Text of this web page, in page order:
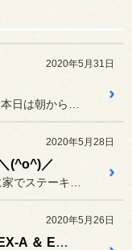
2020年5月31日
2020年5月28日
(^o^)／
2020年5月26日
50系プリウス TEIN FLEX-A ＆ EDFCアクティブ装着